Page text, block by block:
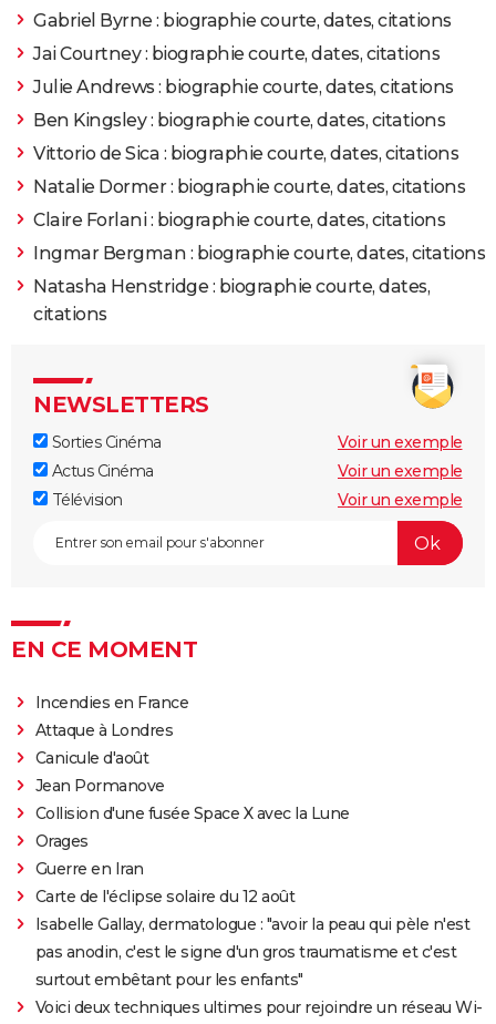
Gabriel Byrne : biographie courte, dates, citations
Jai Courtney : biographie courte, dates, citations
Julie Andrews : biographie courte, dates, citations
Ben Kingsley : biographie courte, dates, citations
Vittorio de Sica : biographie courte, dates, citations
Natalie Dormer : biographie courte, dates, citations
Claire Forlani : biographie courte, dates, citations
Ingmar Bergman : biographie courte, dates, citations
Natasha Henstridge : biographie courte, dates,
citations
NEWSLETTERS
Sorties Cinéma
Voir un exemple
Actus Cinéma
Voir un exemple
Télévision
Voir un exemple
EN CE MOMENT
Incendies en France
Attaque à Londres
Canicule d'août
Jean Pormanove
Collision d'une fusée Space X avec la Lune
Orages
Guerre en Iran
Carte de l'éclipse solaire du 12 août
Isabelle Gallay, dermatologue : "avoir la peau qui pèle n'est
pas anodin, c'est le signe d'un gros traumatisme et c'est
surtout embêtant pour les enfants"
Voici deux techniques ultimes pour rejoindre un réseau Wi-